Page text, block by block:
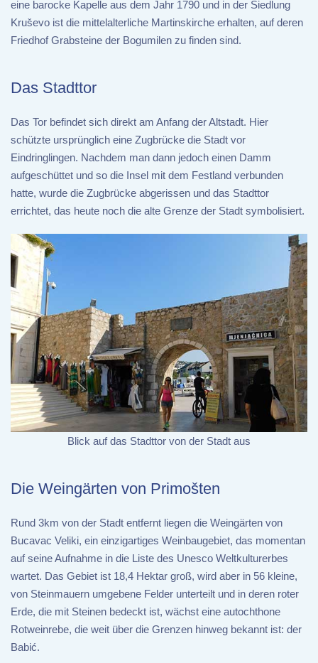
eine barocke Kapelle aus dem Jahr 1790 und in der Siedlung
Kruševo ist die mittelalterliche Martinskirche erhalten, auf deren
Friedhof Grabsteine der Bogumilen zu finden sind.
Das Stadttor
Das Tor befindet sich direkt am Anfang der Altstadt. Hier
schützte ursprünglich eine Zugbrücke die Stadt vor
Eindringlingen. Nachdem man dann jedoch einen Damm
aufgeschüttet und so die Insel mit dem Festland verbunden
hatte, wurde die Zugbrücke abgerissen und das Stadttor
errichtet, das heute noch die alte Grenze der Stadt symbolisiert.
Blick auf das Stadttor von der Stadt aus
Die Weingärten von Primošten
Rund 3km von der Stadt entfernt liegen die Weingärten von
Bucavac Veliki, ein einzigartiges Weinbaugebiet, das momentan
auf seine Aufnahme in die Liste des Unesco Weltkulturerbes
wartet. Das Gebiet ist 18,4 Hektar groß, wird aber in 56 kleine,
von Steinmauern umgebene Felder unterteilt und in deren roter
Erde, die mit Steinen bedeckt ist, wächst eine autochthone
Rotweinrebe, die weit über die Grenzen hinweg bekannt ist: der
Babić.